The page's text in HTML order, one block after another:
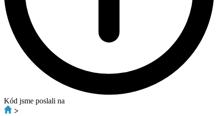
Kód jsme poslali na
>